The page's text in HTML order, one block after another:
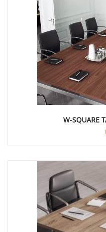
W-SQUARE